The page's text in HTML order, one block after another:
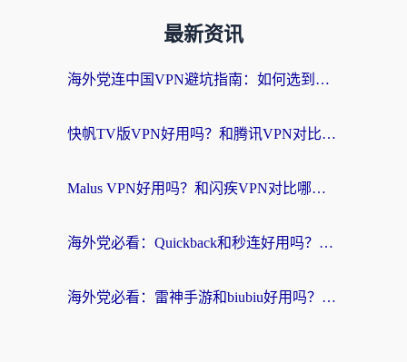
最新资讯
海外党连中国VPN避坑指南：如何选到真正能无缝刷国内资源的加速器？
快帆TV版VPN好用吗？和腾讯VPN对比哪个回国效果更好？海外党必看的真实体验指南
Malus VPN好用吗？和闪疾VPN对比哪个回国效果更好？海外华人的实用避坑指南
海外党必看：Quickback和秒连好用吗？3步选对回国加速器，无缝刷国内资源
海外党必看：雷神手游和biubiu好用吗？3招选对回国加速器无缝刷国内资源